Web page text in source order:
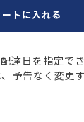
ートに入れる
達日を指定でき
予告なく変更